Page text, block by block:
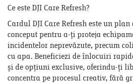
Ce este DJI Care Refresh?
Cardul DJI Care Refresh este un
conceput pentru a-ți proteja
incidentelor neprevăzute, precum
cu apa. Beneficiezi de înlocuiri
și de opțiuni exclusive, oferindu-ți
concentra pe procesul creativ, fără